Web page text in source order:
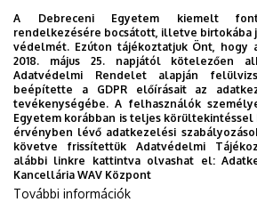
Időpont:2024. április 9. kedd 11 óra
Helyszín:Debreceni Egyetem
Debrecen, Nagyerdei körút 68.)
Dokumentumok
DebrecenApr9_0.pdf (312.99 KB)
Last update: 2024. 03. 21. 15:46
A Debreceni Egyetem kiemelt
rendelkezésére bocsátott, illetve birtokába
védelmét. Ezúton tájékoztatjuk Önt, hogy
2018. május 25. napjától kötelezően
Adatvédelmi Rendelet alapján
beépítette a GDPR előírásait az
tevékenységébe. A felhasználók
Egyetem korábban is teljes
érvényben lévő adatkezelési
követve frissítettük Adatvédelmi
alábbi linkre kattintva olvashat el:
Kancellária WAV Központ
További információk